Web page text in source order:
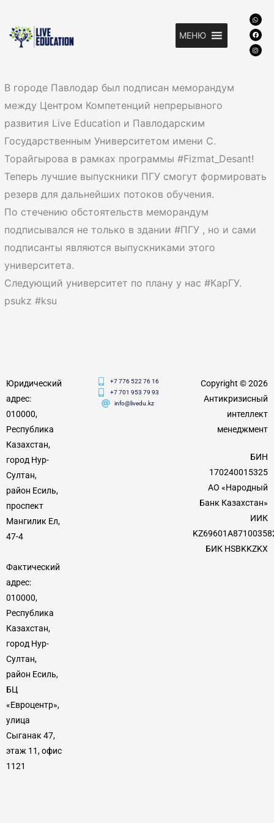
содержимому
МЕНЮ
W
h
a
t
s
a
p
p
F
a
c
e
b
o
o
k
I
n
s
t
a
g
r
a
В городе Павлодар был подписан меморандум
между Центром Компетенций непрерывного
развития Live Education и Павлодарским
Государственным Университетом имени С.
Торайгырова в рамках программы #Fizmat_Desant!
Теперь лучшие выпускники ПГУ смогут формировать
резерв для дальнейших потоков обучения.
По стечению обстоятельств меморандум
подписывался не только в здании #ПГУ , но и сами
подписанты являются выпускниками этого
университета.
Следующий университет по плану у нас #КарГУ.
psukz #ksu
Юридический
адрес:
010000,
Республика
Казахстан,
город Нур-
Султан,
район Есиль,
проспект
Мангилик Ел,
47-4
Фактический
адрес:
010000,
Республика
Казахстан,
город Нур-
Султан,
район Есиль,
БЦ
«Евроцентр»,
улица
Сыганак 47,
этаж 11, офис
1121
+7 776 522 76 16
+7 701 953 79 93
info@livedu.kz
Copyright © 2026
Антикризисный
интеллект
менеджмент
БИН
170240015325
АО «Народный
Банк Казахстан»
ИИК
БИК HSBKKZKX